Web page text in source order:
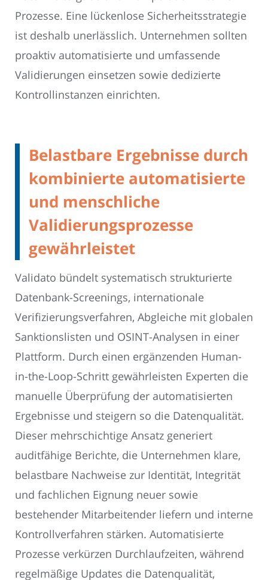
Prozesse. Eine lückenlose Sicherheitsstrategie
ist deshalb unerlässlich. Unternehmen sollten
proaktiv automatisierte und umfassende
Validierungen einsetzen sowie dedizierte
Kontrollinstanzen einrichten.
Belastbare Ergebnisse durch
kombinierte automatisierte
und menschliche
Validierungsprozesse
gewährleistet
Validato bündelt systematisch strukturierte
Datenbank-Screenings, internationale
Verifizierungsverfahren, Abgleiche mit globalen
Sanktionslisten und OSINT-Analysen in einer
Plattform. Durch einen ergänzenden Human-
in-the-Loop-Schritt gewährleisten Experten die
manuelle Überprüfung der automatisierten
Ergebnisse und steigern so die Datenqualität.
Dieser mehrschichtige Ansatz generiert
auditfähige Berichte, die Unternehmen klare,
belastbare Nachweise zur Identität, Integrität
und fachlichen Eignung neuer sowie
bestehender Mitarbeitender liefern und interne
Kontrollverfahren stärken. Automatisierte
Prozesse verkürzen Durchlaufzeiten, während
regelmäßige Updates die Datenqualität,